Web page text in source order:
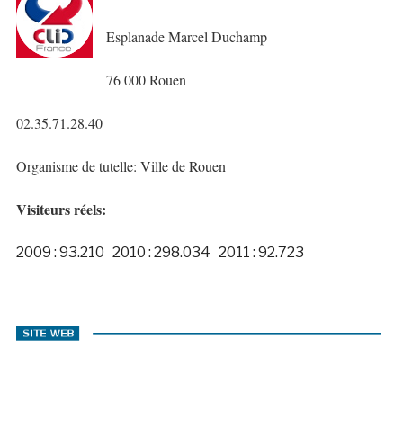
Esplanade Marcel Duchamp
76 000 Rouen
02.35.71.28.40
Organisme de tutelle: Ville de Rouen
Visiteurs réels:
2009 : 93.210 2010 : 298.034 2011 : 92.723